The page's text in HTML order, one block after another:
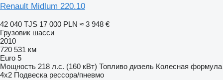
Renault Midlum 220.10
42 040 TJS 17 000 PLN ≈ 3 948 €
Грузовик шасси
2010
720 531 км
Euro 5
Мощность 218 л.с. (160 кВт) Топливо дизель Колесная формула
4x2 Подвеска рессора/пневмо